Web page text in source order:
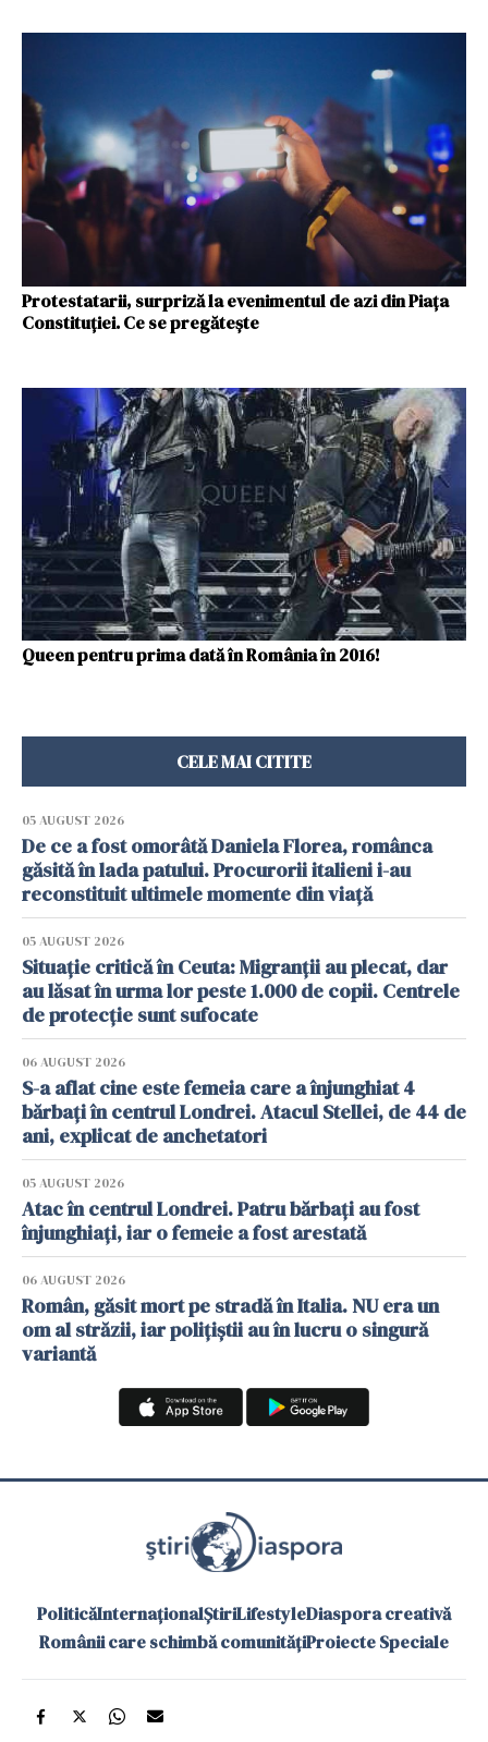
Protestatarii, surpriză la evenimentul de azi din Piața
Constituției. Ce se pregătește
Queen pentru prima dată în România în 2016!
CELE MAI CITITE
05 AUGUST 2026
De ce a fost omorâtă Daniela Florea, românca
găsită în lada patului. Procurorii italieni i-au
reconstituit ultimele momente din viață
05 AUGUST 2026
Situație critică în Ceuta: Migranții au plecat, dar
au lăsat în urma lor peste 1.000 de copii. Centrele
de protecție sunt sufocate
06 AUGUST 2026
S-a aflat cine este femeia care a înjunghiat 4
bărbați în centrul Londrei. Atacul Stellei, de 44 de
ani, explicat de anchetatori
05 AUGUST 2026
Atac în centrul Londrei. Patru bărbați au fost
înjunghiați, iar o femeie a fost arestată
06 AUGUST 2026
Român, găsit mort pe stradă în Italia. NU era un
om al străzii, iar polițiștii au în lucru o singură
variantă
PoliticăInternaționalȘtiriLifestyleDiaspora creativă
Românii care schimbă comunitățiProiecte Speciale